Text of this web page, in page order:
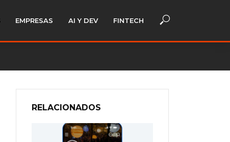
EMPRESAS AI Y DEV FINTECH
RELACIONADOS